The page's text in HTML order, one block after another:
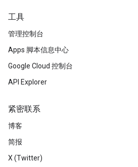
工具
管理控制台
Apps 脚本信息中心
Google Cloud 控制台
API Explorer
紧密联系
博客
简报
X (Twitter)